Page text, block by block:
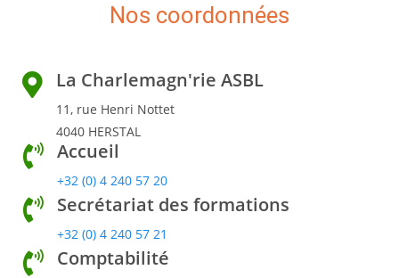
Nos coordonnées
La Charlemagn'rie ASBL
11, rue Henri Nottet
4040 HERSTAL
Accueil
+32 (0) 4 240 57 20
Secrétariat des formations
+32 (0) 4 240 57 21
Comptabilité